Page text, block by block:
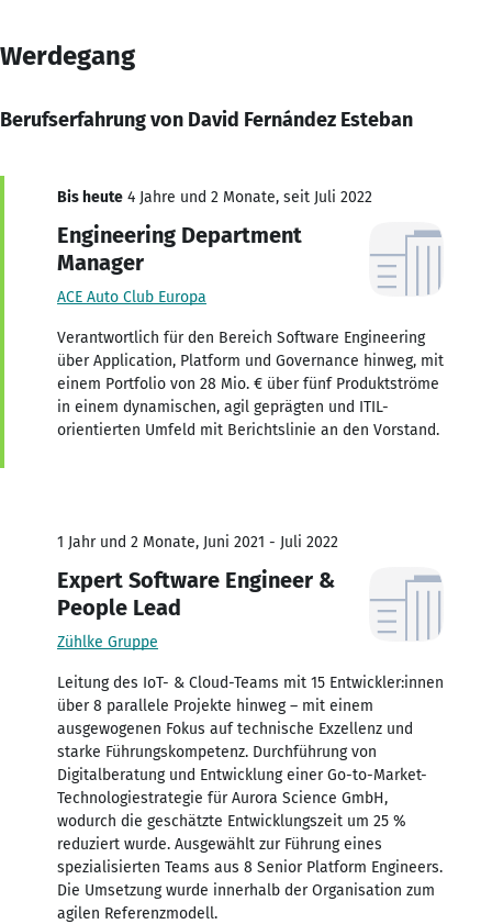
Werdegang
Berufserfahrung von David Fernández Esteban
Bis heute 4 Jahre und 2 Monate, seit Juli 2022
Engineering Department
Manager
ACE Auto Club Europa
Verantwortlich für den Bereich Software Engineering
über Application, Platform und Governance hinweg, mit
einem Portfolio von 28 Mio. € über fünf Produktströme
in einem dynamischen, agil geprägten und ITIL-
orientierten Umfeld mit Berichtslinie an den Vorstand.
1 Jahr und 2 Monate, Juni 2021 - Juli 2022
Expert Software Engineer &
People Lead
Zühlke Gruppe
Leitung des IoT- & Cloud-Teams mit 15 Entwickler:innen
über 8 parallele Projekte hinweg – mit einem
ausgewogenen Fokus auf technische Exzellenz und
starke Führungskompetenz. Durchführung von
Digitalberatung und Entwicklung einer Go-to-Market-
Technologiestrategie für Aurora Science GmbH,
wodurch die geschätzte Entwicklungszeit um 25 %
reduziert wurde. Ausgewählt zur Führung eines
spezialisierten Teams aus 8 Senior Platform Engineers.
Die Umsetzung wurde innerhalb der Organisation zum
agilen Referenzmodell.